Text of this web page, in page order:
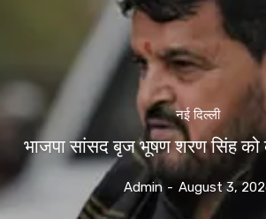
नई दिल्ली
भाजपा सांसद बृज भूषण शरण सिंह को
Admin - August 3,